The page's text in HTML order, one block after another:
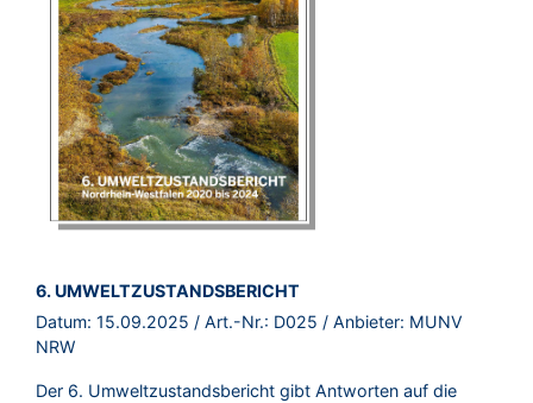
BROSCHÜRE:
6. UMWELTZUSTANDSBERICHT
Datum: 15.09.2025 / Art.-Nr.: D025 / Anbieter: MUNV
NRW
Der 6. Umweltzustandsbericht gibt Antworten auf die